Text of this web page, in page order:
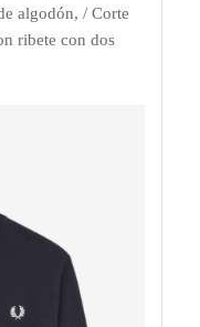
algodón, / Corte
ribete con dos